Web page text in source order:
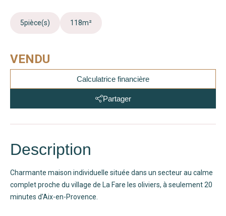
5pièce(s) 118m²
VENDU
Calculatrice financière
Partager
Description
Charmante maison individuelle située dans un secteur au calme
complet proche du village de La Fare les oliviers, à seulement 20
minutes d'Aix-en-Provence.